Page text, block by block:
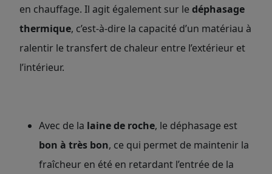
en chauffage. Il agit également sur le déphasage
thermique, c’est-à-dire la capacité d’un matériau à
ralentir le transfert de chaleur entre l’extérieur et
l’intérieur.
Avec de la laine de roche, le déphasage est
bon à très bon, ce qui permet de maintenir la
fraîcheur en été en retardant l’entrée de la